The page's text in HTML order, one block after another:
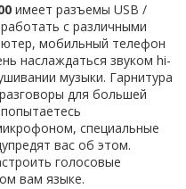
имеет разъемы USB /
с различными
мобильный телефон
наслаждаться звуком hi-
музыки. Гарнитура
для большей
специальные
вас об этом.
голосовые
вам языке.